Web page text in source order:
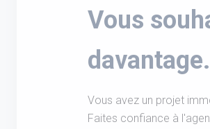
Vous
davantage.
Vous avez un projet
Faites confiance à